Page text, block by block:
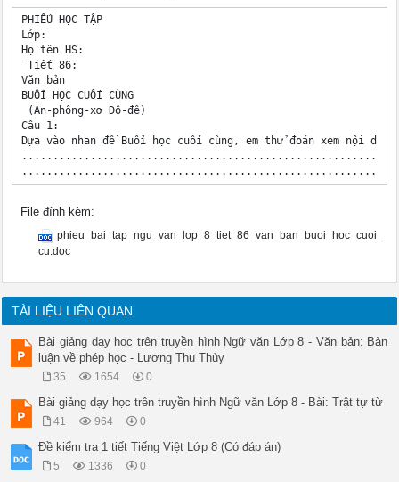
PHIẾU HỌC TẬP
Lớp:
Họ tên HS:
Tiết 86:
Văn bản
BUỔI HỌC CUỐI CÙNG
(An-phông-xơ Đô-đê)
Câu 1:
Dựa vào nhan đề Buổi học cuối cùng, em thử đoán xem nội
-Xuất xứ:
Văn bản được chia làm mấy phần? Hãy chỉ ra giới hạn và nội
Bố cục:
Câu 2: Quang cảnh ở trường và không khí lớp học vào sáng
File đính kèm:
phieu_bai_tap_ngu_van_lop_8_tiet_86_van_ban_buoi_hoc_cuoi_
cu.doc
TÀI LIỆU LIÊN QUAN
Bài giảng dạy học trên truyền hình Ngữ văn Lớp 8 - Văn bản: Bàn
luận về phép học - Lương Thu Thủy
35 1654 0
Bài giảng dạy học trên truyền hình Ngữ văn Lớp 8 - Bài: Trật tự từ
41 964 0
Đề kiểm tra 1 tiết Tiếng Việt Lớp 8 (Có đáp án)
5 1336 0